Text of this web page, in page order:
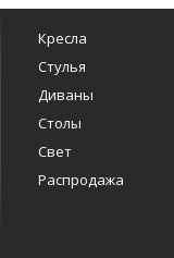
Кресла
Стулья
Диваны
Столы
Свет
Распродажа